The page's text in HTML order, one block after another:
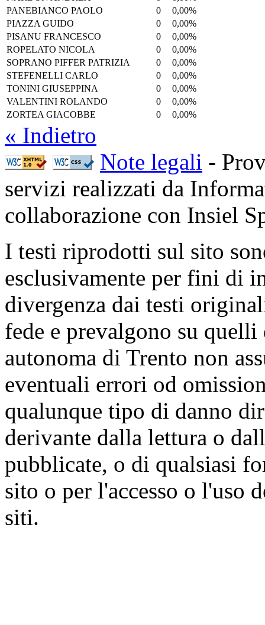
PANEBIANCO PAOLO
0
0,00%
PIAZZA GUIDO
0
0,00%
PISANU FRANCESCO
0
0,00%
ROPELATO NICOLA
0
0,00%
SOPRANO PIFFER PATRIZIA
0
0,00%
STEFENELLI CARLO
0
0,00%
TONINI GIUSEPPINA
0
0,00%
VALENTINI ROLANDO
0
0,00%
ZORTEA GIACOBBE
0 0,00%
« Indietro
Note legali -
servizi realizzati da
collaborazione con Insiel
I testi riprodotti sul sito
esclusivamente per fini di
divergenza dai testi
fede e prevalgono su
autonoma di Trento non
eventuali errori od
qualunque tipo di danno
derivante dalla lettura o
pubblicate, o di qualsiasi
sito o per l'accesso o l'uso
siti.